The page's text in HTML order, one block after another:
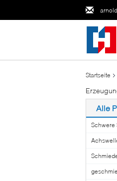
Startseite
Alle
Schwere